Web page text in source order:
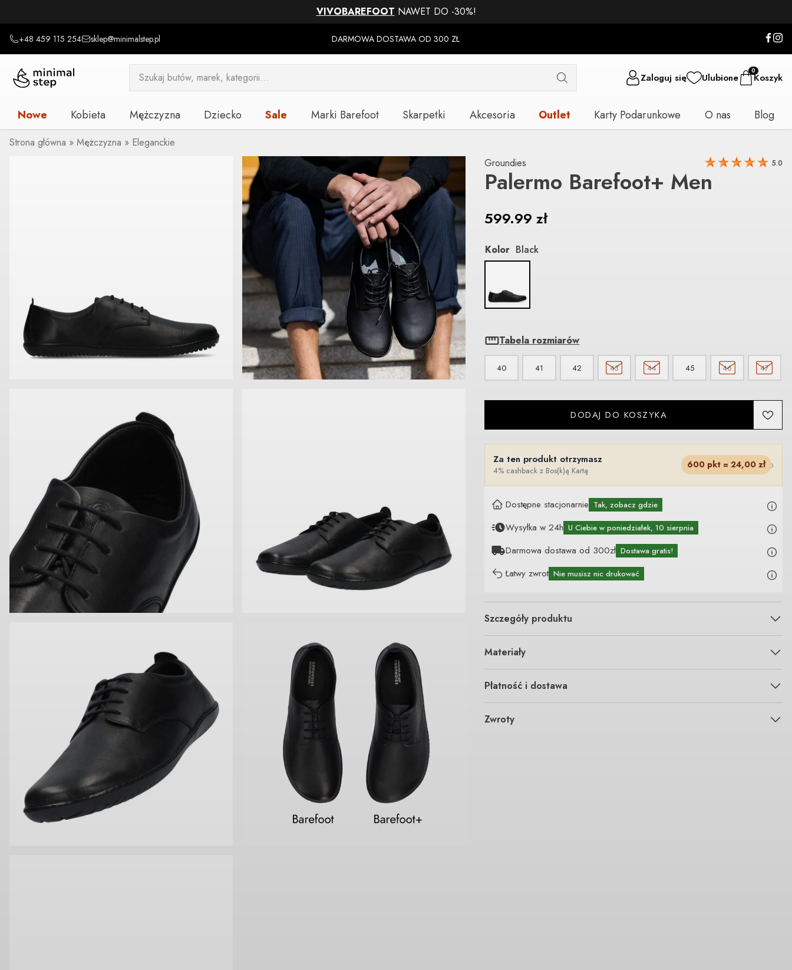
VIVOBAREFOOT NAWET DO -30%!
+48 459 115 254 sklep@minimalstep.pl DARMOWA DOSTAWA OD 300 ZŁ
Wyszukiwarka
produktów Zaloguj się Ulubione
0
Koszyk
Nowe Kobieta Mężczyzna Dziecko Sale Marki Barefoot Skarpetki Akcesoria Outlet Karty Podarunkowe O nas Blog
Strona główna » Mężczyzna » Eleganckie
Groundies
5.0
Palermo Barefoot+ Men
599.99zł
Kolor Black
Tabela rozmiarów
40 41 42 43 44 45 46 47
DODAJ DO KOSZYKA
Za ten produkt otrzymasz
4% cashback z Bos(k)ą Kartą
600 pkt = 24,00 zł ›
Dostępne stacjonarnie Tak, zobacz gdzie
Wysyłka w 24h U Ciebiew poniedziałek, 10 sierpnia
Darmowa dostawa od 300zł Dostawa gratis!
Łatwy zwrot Nie musisz nic drukować
Szczegóły produktu
Materiały
Płatność i dostawa
Zwroty